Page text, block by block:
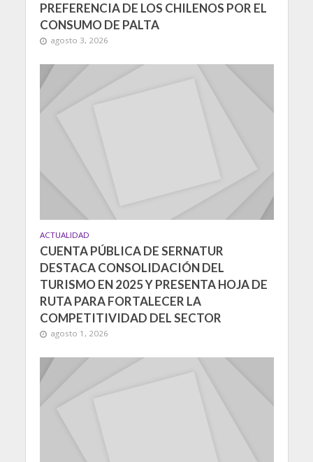
PREFERENCIA DE LOS CHILENOS POR EL
CONSUMO DE PALTA
agosto 3, 2026
ACTUALIDAD
CUENTA PÚBLICA DE SERNATUR
DESTACA CONSOLIDACIÓN DEL
TURISMO EN 2025 Y PRESENTA HOJA DE
RUTA PARA FORTALECER LA
COMPETITIVIDAD DEL SECTOR
agosto 1, 2026